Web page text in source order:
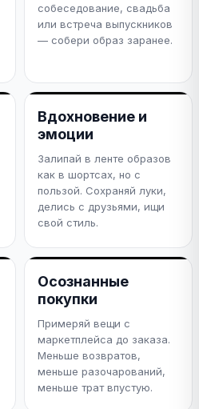
собеседование, свадьба
или встреча выпускников
— собери образ заранее.
Вдохновение и
эмоции
Залипай в ленте образов
как в шортсах, но с
пользой. Сохраняй луки,
делись с друзьями, ищи
свой стиль.
Осознанные
покупки
Примеряй вещи с
маркетплейса до заказа.
Меньше возвратов,
меньше разочарований,
меньше трат впустую.